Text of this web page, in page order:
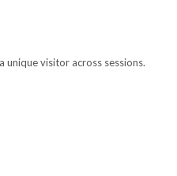
visitor across sessions.